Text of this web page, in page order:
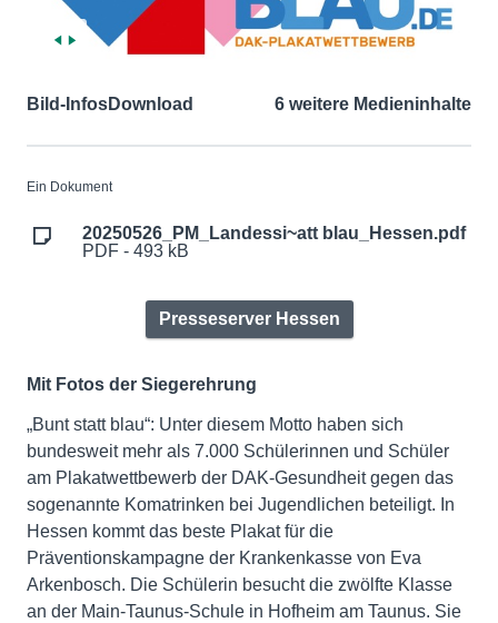
Bild-InfosDownload 6 weitere Medieninhalte
Ein Dokument
20250526_PM_Landessi~att blau_Hessen.pdf
PDF - 493 kB
Presseserver Hessen
Mit Fotos der Siegerehrung
„Bunt statt blau“: Unter diesem Motto haben sich
bundesweit mehr als 7.000 Schülerinnen und Schüler
am Plakatwettbewerb der DAK-Gesundheit gegen das
sogenannte Komatrinken bei Jugendlichen beteiligt. In
Hessen kommt das beste Plakat für die
Präventionskampagne der Krankenkasse von Eva
Arkenbosch. Die Schülerin besucht die zwölfte Klasse
an der Main-Taunus-Schule in Hofheim am Taunus. Sie